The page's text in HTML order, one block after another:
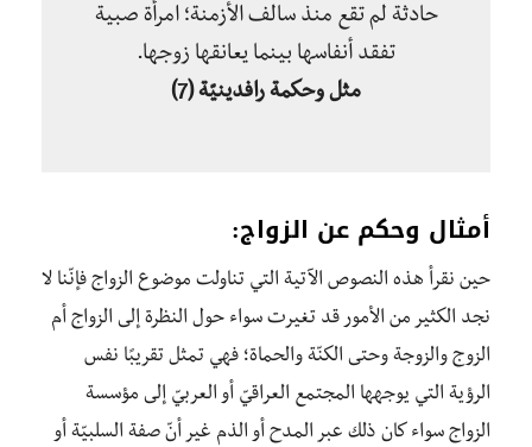
حادثة لم تقع منذ سالف الأزمنة؛ امرأة صبية
تفقد أنفاسها بينما يعانقها زوجها.
مثل وحكمة رافدينيّة(7)
أمثال وحكم عن الزواج:
حين نقرأ هذه النصوص الآتية التي تناولت موضوع الزواج فإنّنا لا
نجد الكثير من الأمور قد تغيرت سواء حول النظرة إلى الزواج أم
الزوج والزوجة وحتى الكنّة والحماة؛ فهي تمثل تقريبًا نفس
الرؤية التي يوجهها المجتمع العراقيّ أو العربيّ إلى مؤسسة
الزواج سواء كان ذلك عبر المدح أو الذم غير أنّ صفة السلبيّة أو